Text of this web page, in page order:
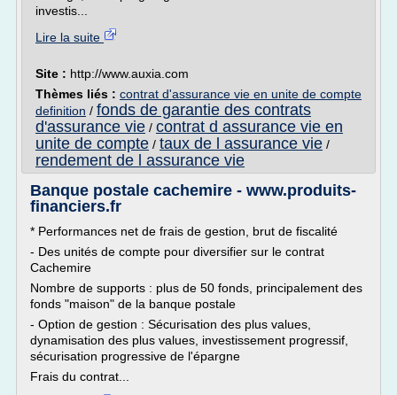
investis...
Lire la suite
Site : http://www.auxia.com
Thèmes liés : contrat d'assurance vie en unite de compte
definition / fonds de garantie des contrats
d'assurance vie / contrat d assurance vie en
unite de compte / taux de l assurance vie /
rendement de l assurance vie
Banque postale cachemire - www.produits-
financiers.fr
* Performances net de frais de gestion, brut de fiscalité
- Des unités de compte pour diversifier sur le contrat
Cachemire
Nombre de supports : plus de 50 fonds, principalement des
fonds "maison" de la banque postale
- Option de gestion : Sécurisation des plus values,
dynamisation des plus values, investissement progressif,
sécurisation progressive de l'épargne
Frais du contrat...